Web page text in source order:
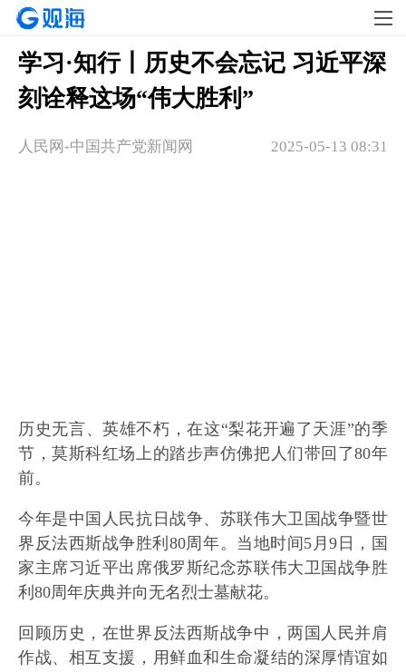
学习·知行丨历史不会忘记 习近平深
刻诠释这场“伟大胜利”
2025-05-13 08:31
人民网-中国共产党新闻网
历史无言、英雄不朽，在这“梨花开遍了天涯”的季
节，莫斯科红场上的踏步声仿佛把人们带回了80年
前。
今年是中国人民抗日战争、苏联伟大卫国战争暨世
界反法西斯战争胜利80周年。当地时间5月9日，国
家主席习近平出席俄罗斯纪念苏联伟大卫国战争胜
利80周年庆典并向无名烈士墓献花。
回顾历史，在世界反法西斯战争中，两国人民并肩
作战、相互支援，用鲜血和生命凝结的深厚情谊如